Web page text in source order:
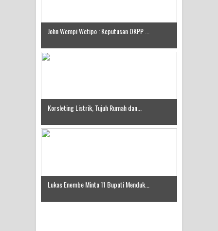
Idorway Masih Hilang
John Wempi Wetipo : Keputusan DKPP ...
Korsleting Listrik, Tujuh Rumah dan...
Lukas Enembe Minta 11 Bupati Menduk...